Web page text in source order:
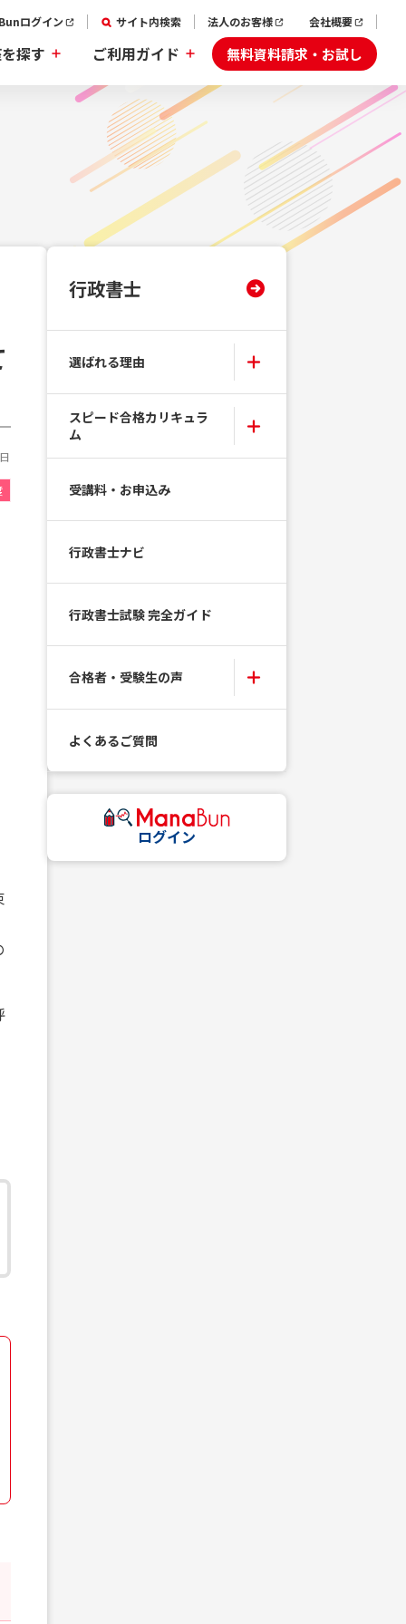
ログイン サイト内検索 法人のお客様 会社概要
探す ご利用ガイド 無料資料請求・お試し
行政書士
選ばれる理由
スピード合格カリキュラ
ム
受講料・お申込み
行政書士ナビ
行政書士試験 完全ガイド
合格者・受験生の声
よくあるご質問
ログイン